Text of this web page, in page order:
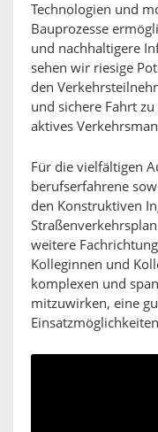
Technologien und
Bauprozesse
und nachhaltigere
sehen wir riesige
den
und sichere Fahrt
aktives
Für die vielfältigen
berufserfahrene
den Konstruktiven
weitere
Kolleginnen und
komplexen und
mitzuwirken, eine